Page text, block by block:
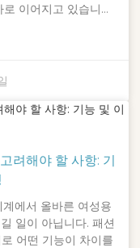
이어지고 있습니다.
협력하는 것이 얼마
요. 2016년에 설립
차지하고 있습니다.
라는 모토는 이 회
회사는 여성들이 믿
수많은 브랜드 중에
중요합니다. 크로스
려해야 할 사항: 기
에서 올바른 여성용
일이 아닙니다. 패션
어떤 기능이 차이를